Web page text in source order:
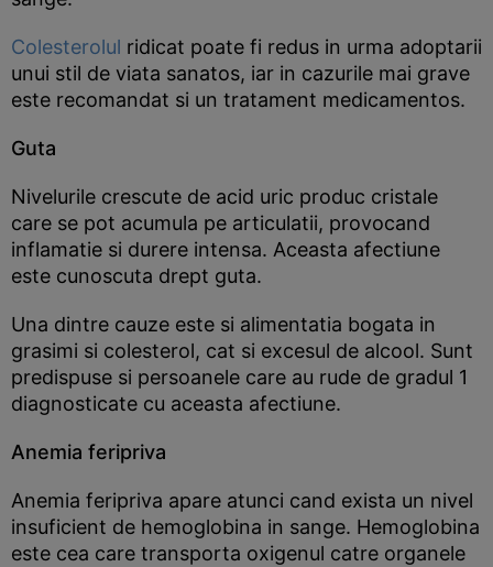
Colesterolul ridicat poate fi redus in urma adoptarii
unui stil de viata sanatos, iar in cazurile mai grave
este recomandat si un tratament medicamentos.
Guta
Nivelurile crescute de acid uric produc cristale
care se pot acumula pe articulatii, provocand
inflamatie si durere intensa. Aceasta afectiune
este cunoscuta drept guta.
Una dintre cauze este si alimentatia bogata in
grasimi si colesterol, cat si excesul de alcool. Sunt
predispuse si persoanele care au rude de gradul 1
diagnosticate cu aceasta afectiune.
Anemia feripriva
Anemia feripriva apare atunci cand exista un nivel
insuficient de hemoglobina in sange. Hemoglobina
este cea care transporta oxigenul catre organele